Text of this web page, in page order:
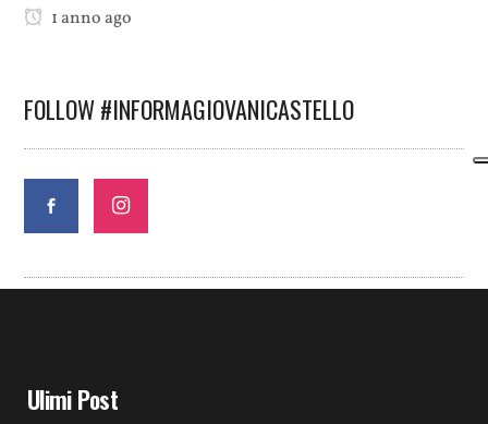
1 anno ago
FOLLOW #INFORMAGIOVANICASTELLO
Ulimi Post